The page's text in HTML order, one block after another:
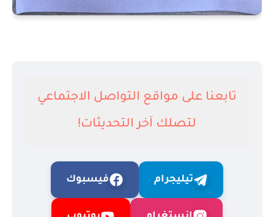
تابعنا على مواقع التواصل الاجتماعي
لتصلك آخر التحديثات!
تيليجرام فيسبوك